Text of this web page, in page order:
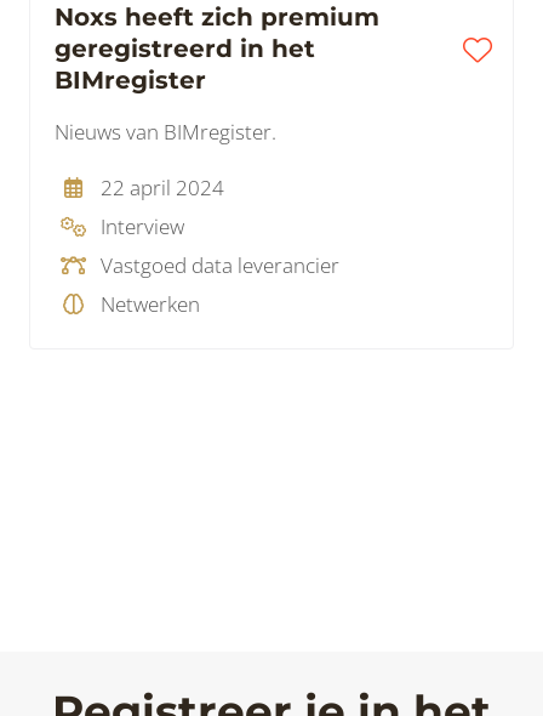
Noxs heeft zich premium
geregistreerd in het
BIMregister
Nieuws van BIMregister.
22 april 2024
Interview
Vastgoed data leverancier
Netwerken